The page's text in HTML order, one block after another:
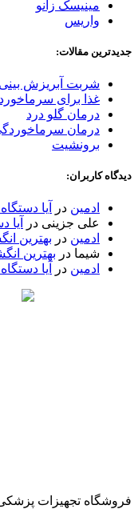
مینیسک زانو
واریس
جدیدترین مقالات:
شربت آبریزش بینی
غذا برای
درمان گلو درد
درمان
برونشیت
دیدگاه کاربران:
ادمین در
آیا
علی جزینی در
ادمین در بهترین
شیما در بهترین
ادمین در آیا
فروشگاه تجهیزات